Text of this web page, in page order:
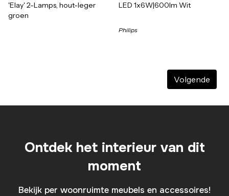
'Elay' 2-Lamps, hout-leger
groen
LED 1x6W|600lm Wit
Philips
Volgende
Ontdek het interieur van dit
moment
Bekijk per woonruimte meubels en accessoires!